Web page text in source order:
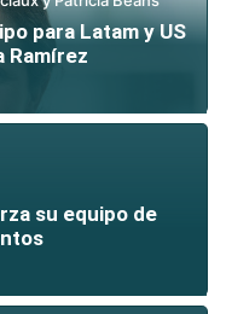
para Latam y US
Ramírez
su equipo de